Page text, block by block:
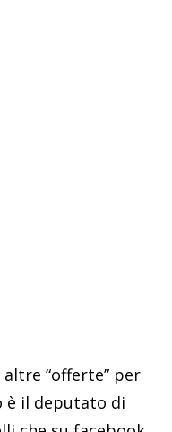
“offerte” per
è il deputato di